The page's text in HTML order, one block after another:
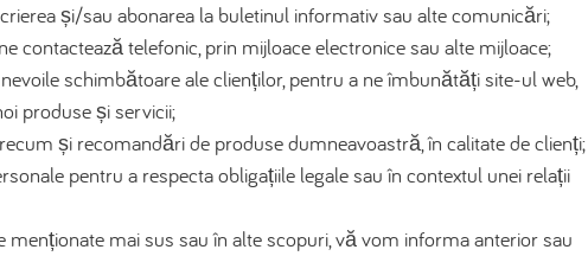
și/sau abonarea la buletinul informativ sau alte comunicări;
contactează telefonic, prin mijloace electronice sau alte mijloace;
schimbătoare ale clienților, pentru a ne îmbunătăți site-ul web,
produse și servicii;
și recomandări de produse dumneavoastră, în calitate de clienți;
pentru a respecta obligațiile legale sau în contextul unei relații
mai sus sau în alte scopuri, vă vom informa anterior sau